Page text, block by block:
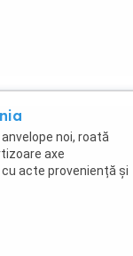
noi, roată
axe
acte proveniență și